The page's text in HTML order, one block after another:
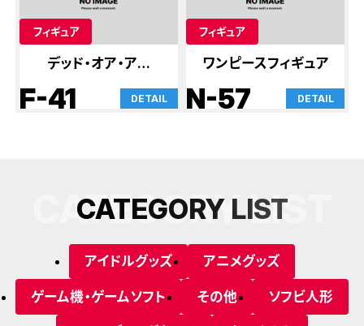
フィギュア
デッド・オア・アライ
ブ他フィギュア
F-41 DETAIL
フィギュア
ワンピースフィギュア
N-57 DETAIL
CATEGORY LIST
CATEGORY LIST
アイドルグッズ アニメグッズ
ゲーム機・ゲームソフト その他 ソフビ人形